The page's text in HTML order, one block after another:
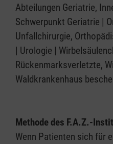
Abteilungen Geriatrie,
Schwerpunkt Geriatrie |
Unfallchirurgie,
| Urologie |
Rückenmarksverletzte,
Waldkrankenhaus
Methode des F.A.Z.-
Wenn Patienten sich für